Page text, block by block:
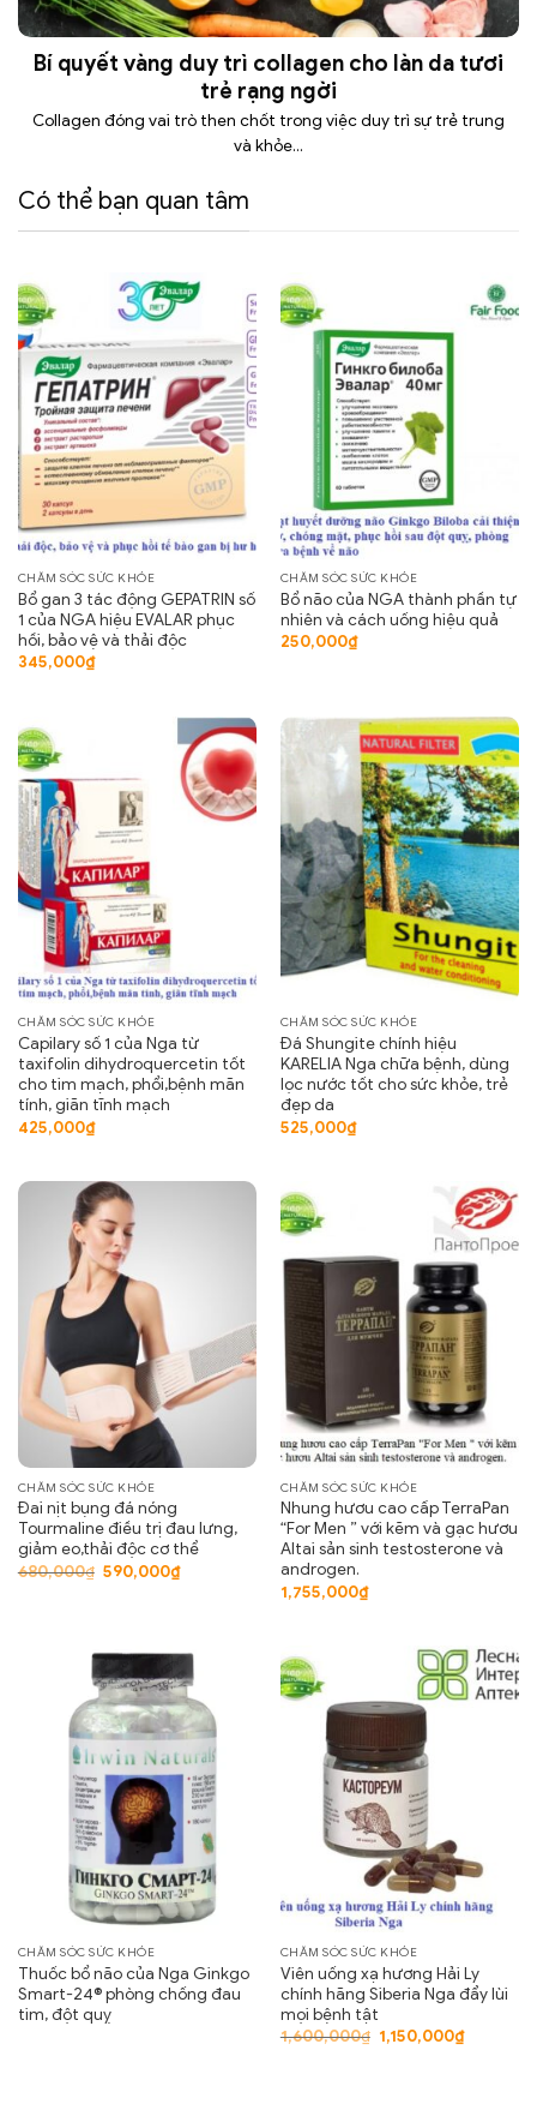
Bí quyết vàng duy trì collagen cho làn da tươi
trẻ rạng ngời
Collagen đóng vai trò then chốt trong việc duy trì sự trẻ trung
và khỏe...
Có thể bạn quan tâm
CHĂM SÓC SỨC KHỎE
Bổ gan 3 tác động GEPATRIN số
1 của NGA hiệu EVALAR phục
hồi, bảo vệ và thải độc
345,000₫
CHĂM SÓC SỨC KHỎE
Bổ não của NGA thành phần tự
nhiên và cách uống hiệu quả
250,000₫
CHĂM SÓC SỨC KHỎE
Capilary số 1 của Nga từ
taxifolin dihydroquercetin tốt
cho tim mạch, phổi,bệnh mãn
tính, giãn tĩnh mạch
425,000₫
CHĂM SÓC SỨC KHỎE
Đá Shungite chính hiệu
KARELIA Nga chữa bệnh, dùng
lọc nước tốt cho sức khỏe, trẻ
đẹp da
525,000₫
CHĂM SÓC SỨC KHỎE
Đai nịt bụng đá nóng
Tourmaline điều trị đau lưng,
giảm eo,thải độc cơ thể
680,000₫ Giá
590,000₫Giá
hiện
CHĂM SÓC SỨC KHỎE
Nhung hươu cao cấp TerraPan
“For Men ” với kẽm và gạc hươu
Altai sản sinh testosterone và
androgen.
1,755,000₫
CHĂM SÓC SỨC KHỎE
Thuốc bổ não của Nga Ginkgo
Smart-24® phòng chống đau
tim, đột quỵ
CHĂM SÓC SỨC KHỎE
Viên uống xạ hương Hải Ly
chính hãng Siberia Nga đẩy lùi
mọi bệnh tật
1,600,000₫ Giá
gốc
1,150,000₫Giá
hiện